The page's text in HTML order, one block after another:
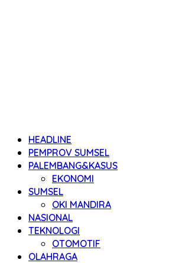
HEADLINE
PEMPROV SUMSEL
PALEMBANG&KASUS
EKONOMI
SUMSEL
OKI MANDIRA
NASIONAL
TEKNOLOGI
OTOMOTIF
OLAHRAGA